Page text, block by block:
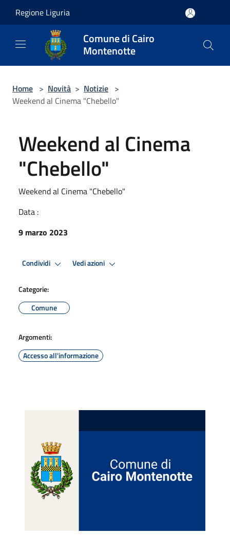
Regione Liguria
Comune di Cairo
Montenotte
Home > Novità > Notizie >
Weekend al Cinema "Chebello"
Weekend al Cinema
"Chebello"
Weekend al Cinema "Chebello"
Data :
9 marzo 2023
Condividi Vedi azioni
Categorie:
Comune
Argomenti:
Accesso all'informazione